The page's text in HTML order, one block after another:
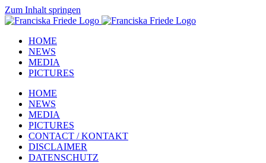
Zum Inhalt springen
HOME
NEWS
MEDIA
PICTURES
HOME
NEWS
MEDIA
PICTURES
CONTACT / KONTAKT
DISCLAIMER
DATENSCHUTZ